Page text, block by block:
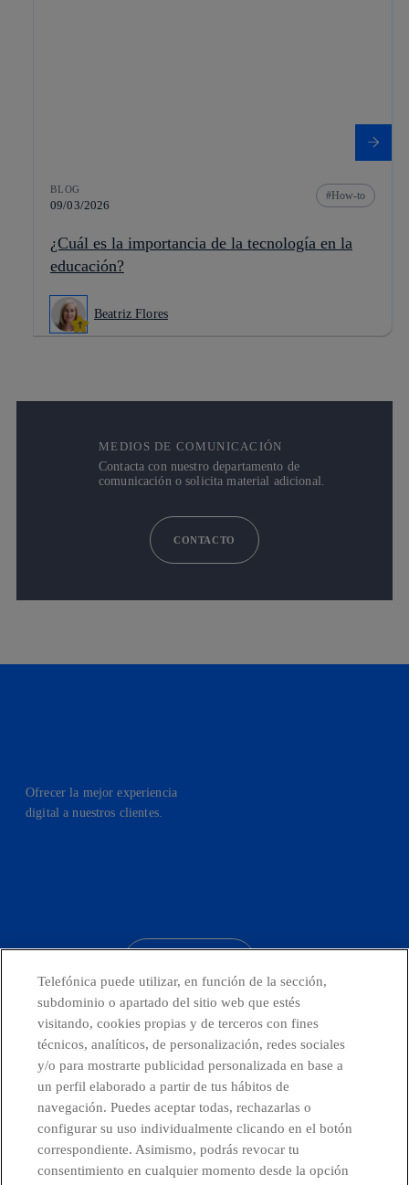
BLOG
09/03/2026
How-to
¿Cuál es la importancia de la tecnología en la
educación?
Beatriz Flores
MEDIOS DE COMUNICACIÓN
Contacta con nuestro departamento de
comunicación o solicita material adicional.
CONTACTO
Ofrecer la mejor experiencia
digital a nuestros clientes.
Países y Unidades emergentes
Canal de Denuncias
Centro Global Transparencia
Telefónica puede utilizar, en función de la sección,
subdominio o apartado del sitio web que estés
visitando, cookies propias y de terceros con fines
técnicos, analíticos, de personalización, redes sociales
y/o para mostrarte publicidad personalizada en base a
un perfil elaborado a partir de tus hábitos de
navegación. Puedes aceptar todas, rechazarlas o
configurar su uso individualmente clicando en el botón
correspondiente. Asimismo, podrás revocar tu
consentimiento en cualquier momento desde la opción